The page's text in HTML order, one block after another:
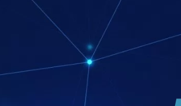
RECENT COMMENTS